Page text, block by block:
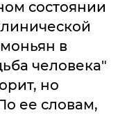
состоянии
в
человека"
но
ее словам,